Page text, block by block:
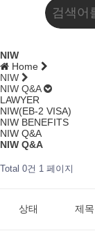
NIW
Home
NIW
NIW Q&A
LAWYER
NIW(EB-2 VISA)
NIW BENEFITS
NIW Q&A
NIW Q&A
Total 0건 1 페이지
상태 제목